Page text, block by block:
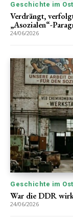
Geschichte im
Verdrängt,
„Asozialen“-
24/06/2026
Geschichte im
War die DDR
24/06/2026